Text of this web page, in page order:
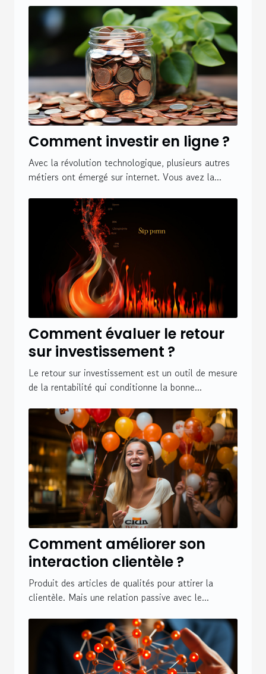
Comment investir en ligne ?
Avec la révolution technologique, plusieurs autres
métiers ont émergé sur internet. Vous avez la...
Comment évaluer le retour
sur investissement ?
Le retour sur investissement est un outil de mesure
de la rentabilité qui conditionne la bonne...
Comment améliorer son
interaction clientèle ?
Produit des articles de qualités pour attirer la
clientèle. Mais une relation passive avec le...